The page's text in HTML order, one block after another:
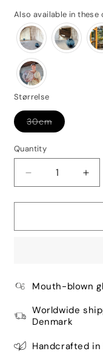
Also available in these
Størrelse
30cmVariant
sold
Quantity
Quantity
Decrease
quantity
for
Vase
cm
Clear
W/Sand
Denmark
for
-
Mouth-blown
Worldwide
Denmark
Handcrafted